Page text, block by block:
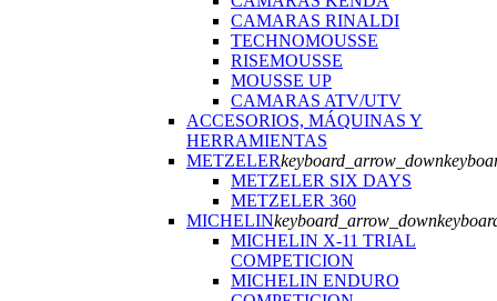
CAMARAS RINALDI
TECHNOMOUSSE
RISEMOUSSE
MOUSSE UP
CAMARAS ATV/UTV
ACCESORIOS, MÁQUINAS Y
HERRAMIENTAS
METZELERkeyboard_arrow_down
METZELER SIX DAYS
METZELER 360
MICHELINkeyboard_arrow_down
MICHELIN X-11 TRIAL
COMPETICION
MICHELIN ENDURO